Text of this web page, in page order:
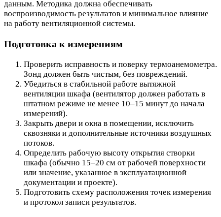
данным. Методика должна обеспечивать
воспроизводимость результатов и минимальное влияние
на работу вентиляционной системы.
Подготовка к измерениям
Проверить исправность и поверку термоанемометра.
Зонд должен быть чистым, без повреждений.
Убедиться в стабильной работе вытяжной
вентиляции шкафа (вентилятор должен работать в
штатном режиме не менее 10–15 минут до начала
измерений).
Закрыть двери и окна в помещении, исключить
сквозняки и дополнительные источники воздушных
потоков.
Определить рабочую высоту открытия створки
шкафа (обычно 15–20 см от рабочей поверхности
или значение, указанное в эксплуатационной
документации и проекте).
Подготовить схему расположения точек измерения
и протокол записи результатов.